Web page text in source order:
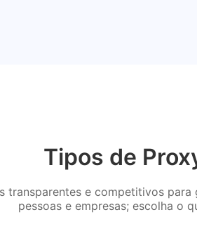
Tipos de
transparentes e competitivos
pessoas e empresas; escolha o